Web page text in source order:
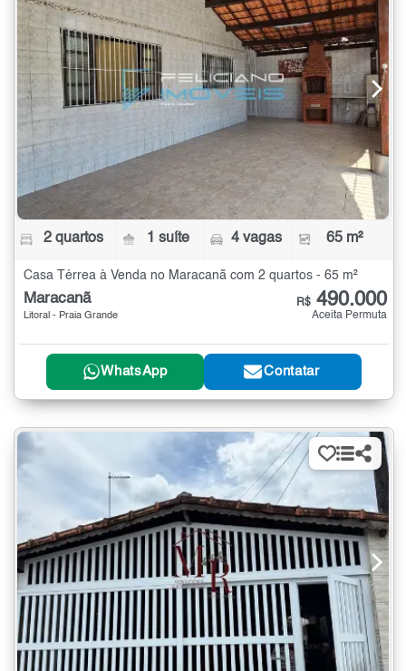
2 quartos 1 suíte 4 vagas 65 m²
Casa Térrea à Venda no Maracanã com 2 quartos - 65 m²
Maracanã
Litoral - Praia Grande
R$ 490.000
Aceita Permuta
WhatsApp Contatar